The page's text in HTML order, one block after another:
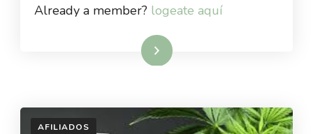
Already a member? logeate aquí
Read More
AFILIADOS